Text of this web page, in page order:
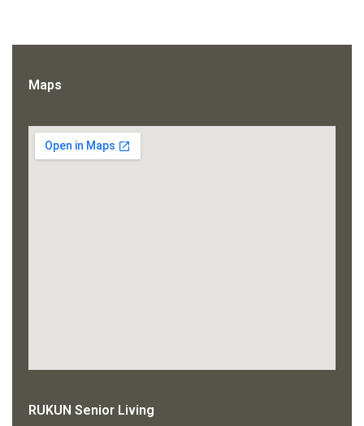
Maps
RUKUN Senior Living